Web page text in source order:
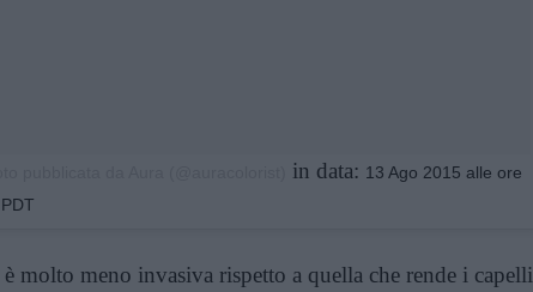
in data: 13 Ago 2015 alle ore
è molto meno invasiva rispetto a quella che rende i capelli